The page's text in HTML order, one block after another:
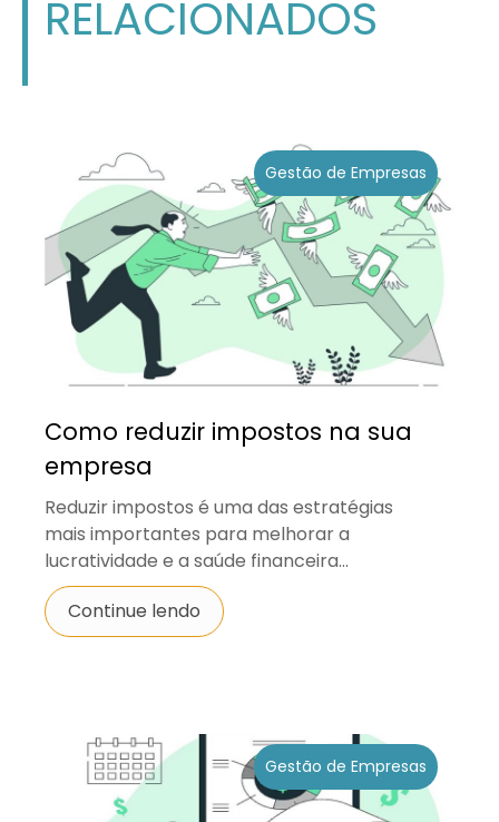
RELACIONADOS
Gestão de Empresas
Como reduzir impostos na sua
empresa
Reduzir impostos é uma das estratégias
mais importantes para melhorar a
lucratividade e a saúde financeira...
Continue lendo
Gestão de Empresas